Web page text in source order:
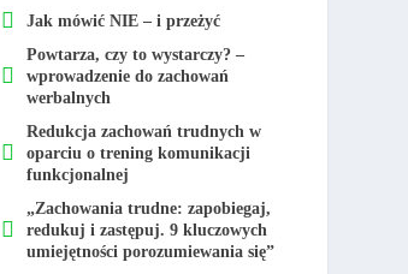
Jak mówić NIE – i przeżyć
Powtarza, czy to wystarczy? –
wprowadzenie do zachowań
werbalnych
Redukcja zachowań trudnych w
oparciu o trening komunikacji
funkcjonalnej
„Zachowania trudne: zapobiegaj,
redukuj i zastępuj. 9 kluczowych
umiejętności porozumiewania się”